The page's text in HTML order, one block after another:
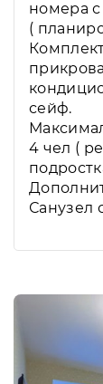
номера с
(
сейф.
4 чел (
Санузел